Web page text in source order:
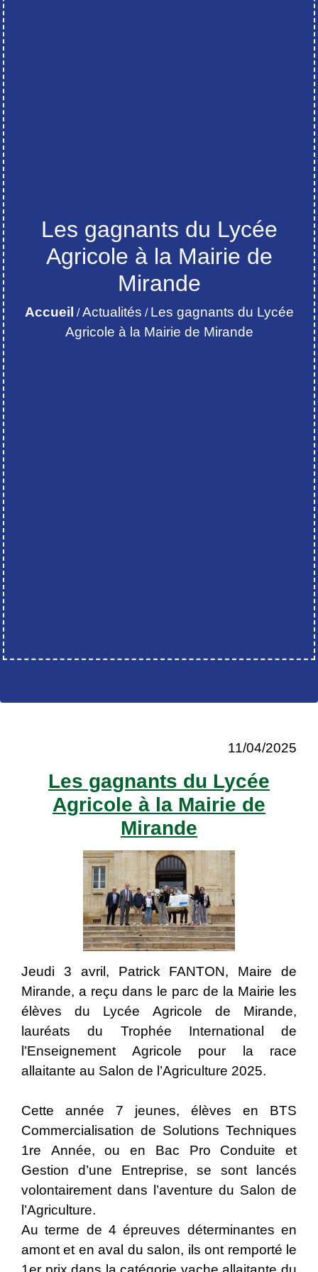
Les gagnants du Lycée
Agricole à la Mairie de
Mirande
Accueil /Actualités / Les gagnants du Lycée
Agricole à la Mairie de Mirande
11/04/2025
Les gagnants du Lycée
Agricole à la Mairie de
Mirande
Jeudi 3 avril, Patrick FANTON, Maire de
Mirande, a reçu dans le parc de la Mairie les
élèves du Lycée Agricole de Mirande,
lauréats du Trophée International de
l’Enseignement Agricole pour la race
allaitante au Salon de l’Agriculture 2025.
Cette année 7 jeunes, élèves en BTS
Commercialisation de Solutions Techniques
1re Année, ou en Bac Pro Conduite et
Gestion d’une Entreprise, se sont lancés
volontairement dans l’aventure du Salon de
l’Agriculture.
Au terme de 4 épreuves déterminantes en
amont et en aval du salon, ils ont remporté le